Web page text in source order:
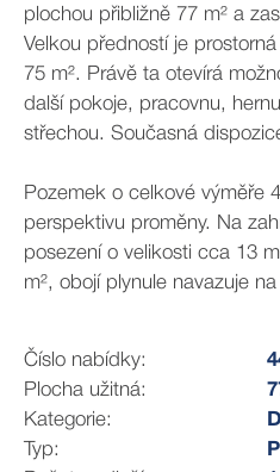
plochou přibližně 77 m² a
Velkou předností je
75 m². Právě ta otevírá
další pokoje, pracovnu,
střechou. Současná
Pozemek o celkové výměře
perspektivu proměny. Na
posezení o velikosti cca 13
m², obojí plynule navazuje
novému řešení. Jejich
směrem do zahrady a
celý pozemek. Otevře se tak
místo pro letní posezení,
Praktickým bonusem je
Číslo nabídky:
Plocha užitná:
Kategorie:
Typ: